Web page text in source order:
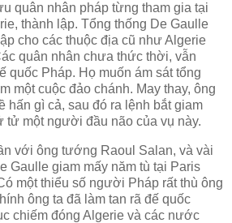
quân nhân pháp từng tham gia tại
thành lập. Tổng thống De Gaulle
cho các thuộc địa cũ như Algerie
quân nhân chưa thức thời, vẫn
quốc Pháp. Họ muốn ám sát tổng
một cuộc đảo chánh. May thay, ông
hấn gì cả, sau đó ra lệnh bắt giam
tử một người đầu não của vụ này.
với ông tướng Raoul Salan, và vài
Gaulle giam mấy năm tù tại Paris
một thiểu số người Pháp rất thù ông
ông ta đã làm tan rã đế quốc
chiếm đóng Algerie và các nước